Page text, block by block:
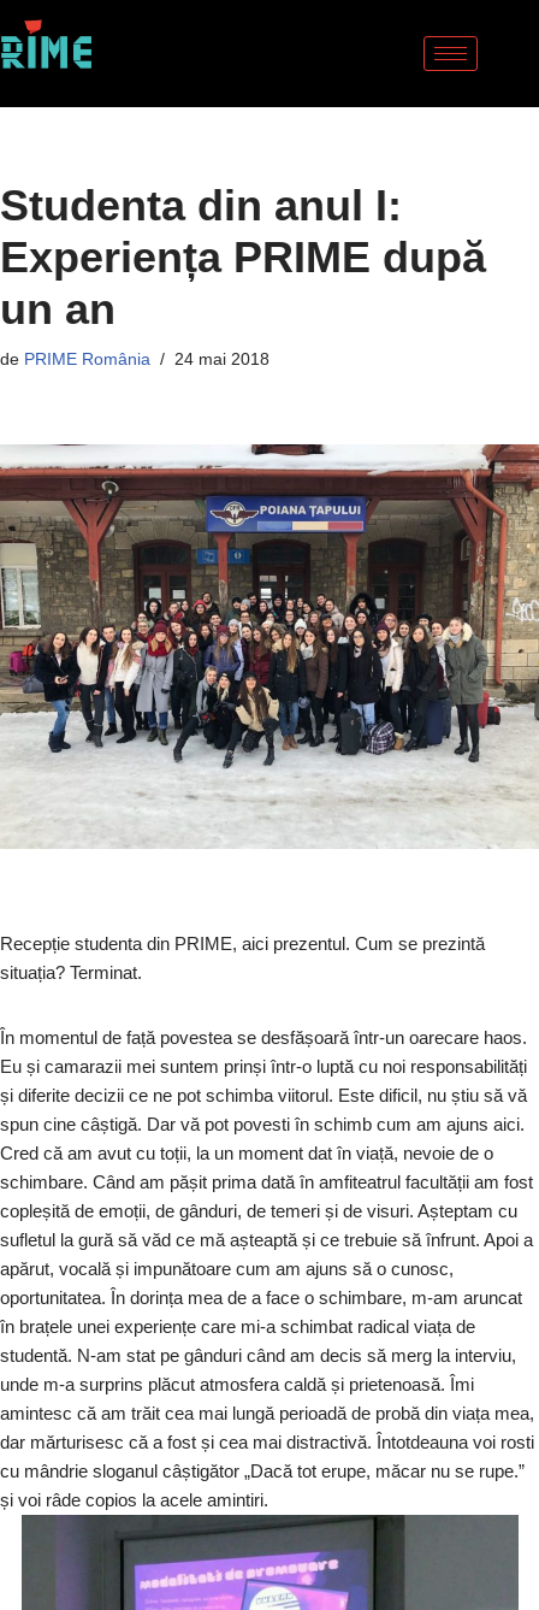
Sari
Studenta din anul I:
Experiența PRIME după
un an
de PRIME România 24 mai 2018
Recepție studenta din PRIME, aici prezentul. Cum se prezintă
situația? Terminat.
În momentul de față povestea se desfășoară într-un oarecare haos.
Eu și camarazii mei suntem prinși într-o luptă cu noi responsabilități
și diferite decizii ce ne pot schimba viitorul. Este dificil, nu știu să vă
spun cine câștigă. Dar vă pot povesti în schimb cum am ajuns aici.
Cred că am avut cu toții, la un moment dat în viață, nevoie de o
schimbare. Când am pășit prima dată în amfiteatrul facultății am fost
copleșită de emoții, de gânduri, de temeri și de visuri. Așteptam cu
sufletul la gură să văd ce mă așteaptă și ce trebuie să înfrunt. Apoi a
apărut, vocală și impunătoare cum am ajuns să o cunosc,
oportunitatea. În dorința mea de a face o schimbare, m-am aruncat
în brațele unei experiențe care mi-a schimbat radical viața de
studentă. N-am stat pe gânduri când am decis să merg la interviu,
unde m-a surprins plăcut atmosfera caldă și prietenoasă. Îmi
amintesc că am trăit cea mai lungă perioadă de probă din viața mea,
dar mărturisesc că a fost și cea mai distractivă. Întotdeauna voi rosti
cu mândrie sloganul câștigător „Dacă tot erupe, măcar nu se rupe.”
și voi râde copios la acele amintiri.